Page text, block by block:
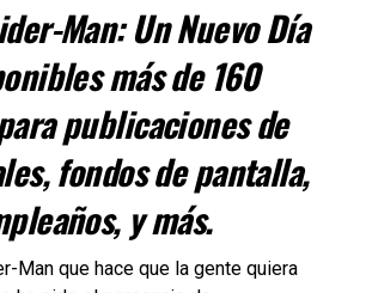
como “The Eldest” (El
el control del ser más fuerte que
Hulk Warel próximo año, la saga
a través de una serie de cuatro
Infernal Hulk vs.
su camino para conquistar el
Man: Un Nuevo Día
más de 160
publicaciones de
fondos de pantalla,
y más.
Man que hace que la gente quiera